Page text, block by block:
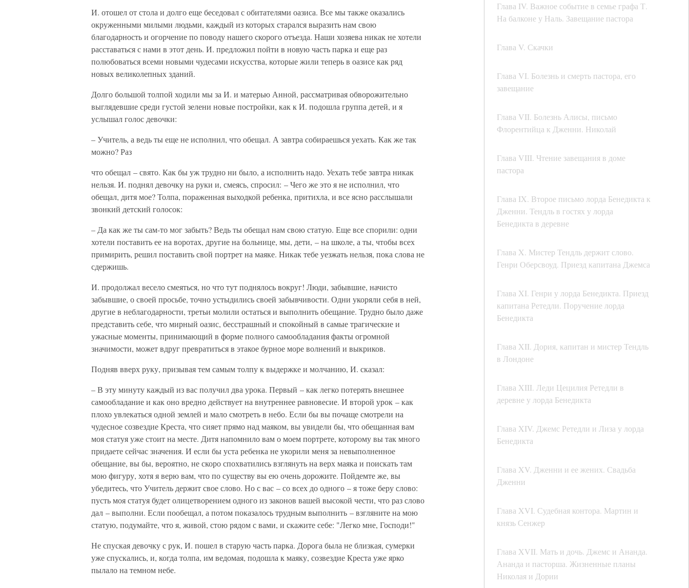
Глава IV. Важное событие в семье графа Т.
На балконе у Наль. Завещание пастора
Глава V. Скачки
Глава VI. Болезнь и смерть пастора, его
завещание
Глава VII. Болезнь Алисы, письмо
Флорентийца к Дженни. Николай
Глава VIII. Чтение завещания в доме
пастора
Глава IX. Второе письмо лорда Бенедикта к
Дженни. Тендль в гостях у лорда
Бенедикта в деревне
Глава X. Мистер Тендль держит слово.
Генри Оберсвоуд. Приезд капитана Джемса
Глава XI. Генри у лорда Бенедикта. Приезд
капитана Ретедли. Поручение лорда
Бенедикта
Глава XII. Дория, капитан и мистер Тендль
в Лондоне
Глава XIII. Леди Цецилия Ретедли в
деревне у лорда Бенедикта
Глава XIV. Джемс Ретедли и Лиза у лорда
Бенедикта
Глава XV. Дженни и ее жених. Свадьба
Дженни
Глава XVI. Судебная контора. Мартин и
князь Сенжер
Глава XVII. Мать и дочь. Джемс и Ананда.
Ананда и пасторша. Жизненные планы
Николая и Дории
И. отошел от стола и долго еще беседовал с обитателями оазиса. Все мы также оказались
окруженными милыми людьми, каждый из которых старался выразить нам свою
благодарность и огорчение по поводу нашего скорого отъезда. Наши хозяева никак не хотели
расставаться с нами в этот день. И. предложил пойти в новую часть парка и еще раз
полюбоваться всеми новыми чудесами искусства, которые жили теперь в оазисе как ряд
новых великолепных зданий.
Долго большой толпой ходили мы за И. и матерью Анной, рассматривая обворожительно
выглядевшие среди густой зелени новые постройки, как к И. подошла группа детей, и я
услышал голос девочки:
– Учитель, а ведь ты еще не исполнил, что обещал. А завтра собираешься уехать. Как же так
можно? Раз
что обещал – свято. Как бы уж трудно ни было, а исполнить надо. Уехать тебе завтра никак
нельзя. И. поднял девочку на руки и, смеясь, спросил: – Чего же это я не исполнил, что
обещал, дитя мое? Толпа, пораженная выходкой ребенка, притихла, и все ясно расслышали
звонкий детский голосок:
– Да как же ты сам-то мог забыть? Ведь ты обещал нам свою статую. Еще все спорили: одни
хотели поставить ее на воротах, другие на больнице, мы, дети, – на школе, а ты, чтобы всех
примирить, решил поставить свой портрет на маяке. Никак тебе уезжать нельзя, пока слова не
сдержишь.
И. продолжал весело смеяться, но что тут поднялось вокруг! Люди, забывшие, начисто
забывшие, о своей просьбе, точно устыдились своей забывчивости. Одни укоряли себя в ней,
другие в неблагодарности, третьи молили остаться и выполнить обещание. Трудно было даже
представить себе, что мирный оазис, бесстрашный и спокойный в самые трагические и
ужасные моменты, принимающий в форме полного самообладания факты огромной
значимости, может вдруг превратиться в этакое бурное море волнений и выкриков.
Подняв вверх руку, призывая тем самым толпу к выдержке и молчанию, И. сказал:
– В эту минуту каждый из вас получил два урока. Первый – как легко потерять внешнее
самообладание и как оно вредно действует на внутреннее равновесие. И второй урок – как
плохо увлекаться одной землей и мало смотреть в небо. Если бы вы почаще смотрели на
чудесное созвездие Креста, что сияет прямо над маяком, вы увидели бы, что обещанная вам
моя статуя уже стоит на месте. Дитя напомнило вам о моем портрете, которому вы так много
придаете сейчас значения. И если бы уста ребенка не укорили меня за невыполненное
обещание, вы бы, вероятно, не скоро спохватились взглянуть на верх маяка и поискать там
мою фигуру, хотя я верю вам, что по существу вы ею очень дорожите. Пойдемте же, вы
убедитесь, что Учитель держит свое слово. Но с вас – со всех до одного – я тоже беру слово:
пусть моя статуя будет олицетворением одного из законов вашей высокой чести, что раз слово
дал – выполни. Если пообещал, а потом показалось трудным выполнить – взгляните на мою
статую, подумайте, что я, живой, стою рядом с вами, и скажите себе: "Легко мне, Господи!"
Не спуская девочку с рук, И. пошел в старую часть парка. Дорога была не близкая, сумерки
уже спускались, и, когда толпа, им ведомая, подошла к маяку, созвездие Креста уже ярко
пылало на темном небе.